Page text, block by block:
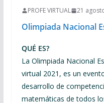
PROFE VIRTUAL 21
Olimpiada Nacional
QUÉ ES?
La Olimpiada Nacional
virtual 2021, es un
desarrollo de
matemáticas de todos